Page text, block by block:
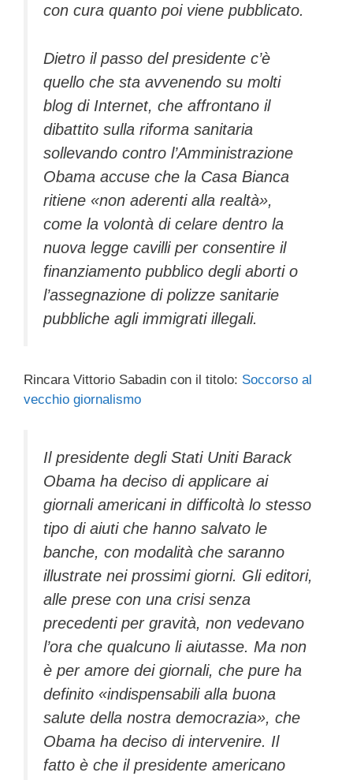
con cura quanto poi viene pubblicato.
Dietro il passo del presidente c’è
quello che sta avvenendo su molti
blog di Internet, che affrontano il
dibattito sulla riforma sanitaria
sollevando contro l’Amministrazione
Obama accuse che la Casa Bianca
ritiene «non aderenti alla realtà»,
come la volontà di celare dentro la
nuova legge cavilli per consentire il
finanziamento pubblico degli aborti o
l’assegnazione di polizze sanitarie
pubbliche agli immigrati illegali.
Rincara Vittorio Sabadin con il titolo: Soccorso al
vecchio giornalismo
Il presidente degli Stati Uniti Barack
Obama ha deciso di applicare ai
giornali americani in difficoltà lo stesso
tipo di aiuti che hanno salvato le
banche, con modalità che saranno
illustrate nei prossimi giorni. Gli editori,
alle prese con una crisi senza
precedenti per gravità, non vedevano
l’ora che qualcuno li aiutasse. Ma non
è per amore dei giornali, che pure ha
definito «indispensabili alla buona
salute della nostra democrazia», che
Obama ha deciso di intervenire. Il
fatto è che il presidente americano